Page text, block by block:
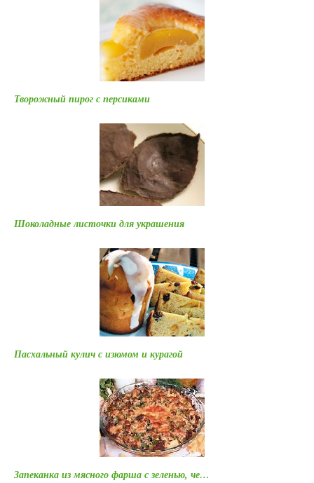
Творожный пирог с персиками
Шоколадные листочки для украшения
Пасхальный кулич с изюмом и курагой
Запеканка из мясного фарша с зеленью, че…